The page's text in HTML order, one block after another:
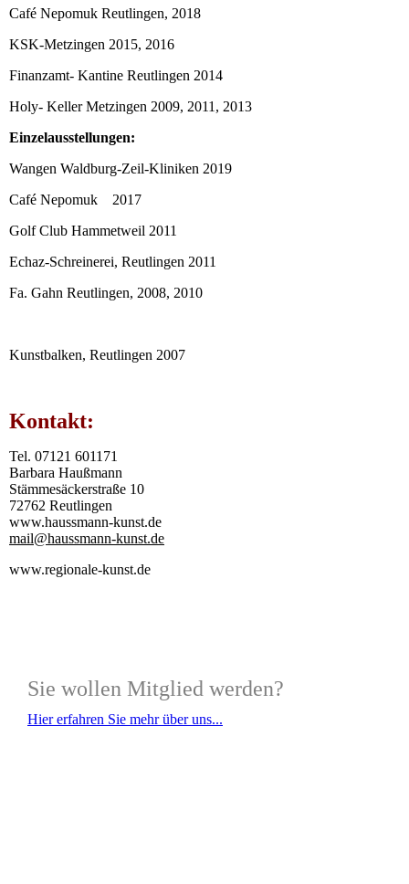
Café Nepomuk Reutlingen, 2018
KSK-Metzingen 2015, 2016
Finanzamt- Kantine Reutlingen 2014
Holy- Keller Metzingen 2009, 2011, 2013
Einzelausstellungen:
Wangen Waldburg-Zeil-Kliniken 2019
Café Nepomuk 2017
Golf Club Hammetweil 2011
Echaz-Schreinerei, Reutlingen 2011
Fa. Gahn Reutlingen, 2008, 2010
Kunstbalken, Reutlingen 2007
Kontakt:
Tel. 07121 601171
Barbara Haußmann
Stämmesäckerstraße 10
72762 Reutlingen
www.haussmann-kunst.de
mail@haussmann-kunst.de
www.regionale-kunst.de
Sie wollen Mitglied werden?
Hier erfahren Sie mehr über uns...